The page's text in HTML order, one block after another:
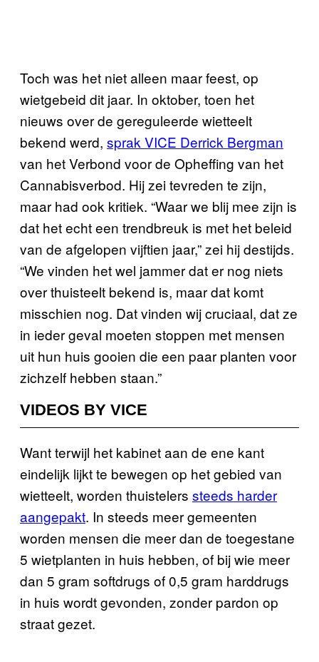
Toch was het niet alleen maar feest, op
wietgebeid dit jaar. In oktober, toen het
nieuws over de gereguleerde wietteelt
bekend werd, sprak VICE Derrick Bergman
van het Verbond voor de Opheffing van het
Cannabisverbod. Hij zei tevreden te zijn,
maar had ook kritiek. “Waar we blij mee zijn is
dat het echt een trendbreuk is met het beleid
van de afgelopen vijftien jaar,” zei hij destijds.
“We vinden het wel jammer dat er nog niets
over thuisteelt bekend is, maar dat komt
misschien nog. Dat vinden wij cruciaal, dat ze
in ieder geval moeten stoppen met mensen
uit hun huis gooien die een paar planten voor
zichzelf hebben staan.”
VIDEOS BY VICE
Want terwijl het kabinet aan de ene kant
eindelijk lijkt te bewegen op het gebied van
wietteelt, worden thuistelers steeds harder
aangepakt. In steeds meer gemeenten
worden mensen die meer dan de toegestane
5 wietplanten in huis hebben, of bij wie meer
dan 5 gram softdrugs of 0,5 gram harddrugs
in huis wordt gevonden, zonder pardon op
straat gezet.